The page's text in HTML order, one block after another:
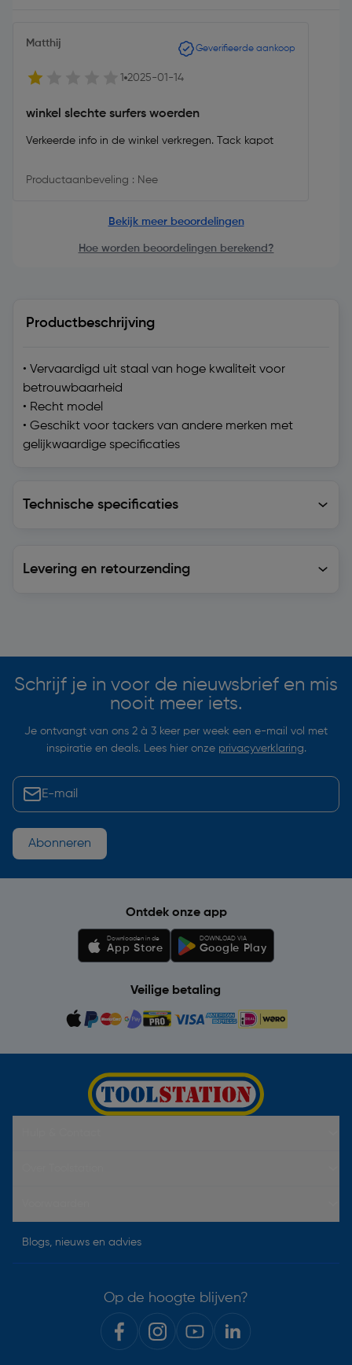
Matthij Geverifieerde aankoop
1 2025-01-14
winkel slechte surfers woerden
Verkeerde info in de winkel verkregen. Tack kapot
Productaanbeveling : Nee
Bekijk meer beoordelingen
Hoe worden beoordelingen berekend?
Productbeschrijving
• Vervaardigd uit staal van hoge kwaliteit voor
betrouwbaarheid
• Recht model
• Geschikt voor tackers van andere merken met
gelijkwaardige specificaties
Technische specificaties
Levering en retourzending
Schrijf je in voor de nieuwsbrief en mis
nooit meer iets.
Je ontvangt van ons 2 à 3 keer per week een e-mail vol met
inspiratie en deals. Lees hier onze privacyverklaring.
Abonneren
Ontdek onze app
Downloaden in de
App Store
DOWNLOAD VIA
Google Play
Veilige betaling
Blogs, nieuws en advies
Op de hoogte blijven?